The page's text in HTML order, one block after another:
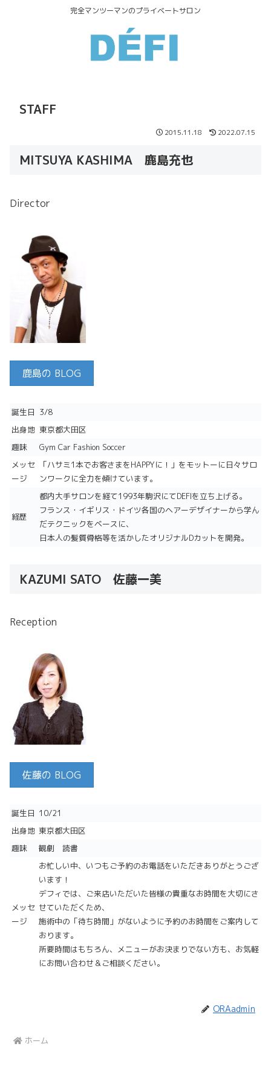
完全マンツーマンのプライベートサロン
STAFF
2015.11.18 2022.07.15
MITSUYA KASHIMA 鹿島充也
Director
鹿島の BLOG
誕生日 3/8
出身地 東京都大田区
趣味
Gym Car Fashion Soccer
メッセ
ージ
「ハサミ1本でお客さまをHAPPYに！」をモットーに日々サロ
ンワークに全力を傾けています。
経歴
都内大手サロンを経て1993年駒沢にてDEFIを立ち上げる。
フランス・イギリス・ドイツ各国のヘアーデザイナーから学ん
だテクニックをベースに、
日本人の髪質骨格等を活かしたオリジナルDカットを開発。
KAZUMI SATO 佐藤一美
Reception
佐藤の BLOG
誕生日 10/21
出身地 東京都大田区
趣味
観劇 読書
メッセ
ージ
お忙しい中、いつもご予約のお電話をいただきありがとうござ
います！
デフィでは、ご来店いただいた皆様の貴重なお時間を大切にさ
せていただくため、
施術中の「待ち時間」がないように予約のお時間をご案内して
おります。
所要時間はもちろん、メニューがお決まりでない方も、お気軽
にお問い合わせ＆ご相談ください。
ORAadmin
ホーム